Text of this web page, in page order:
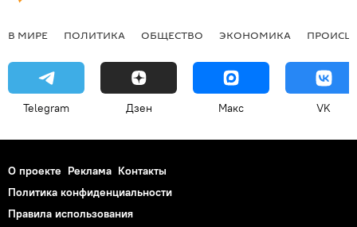
В МИРЕ ПОЛИТИКА ОБЩЕСТВО ЭКОНОМИКА
Telegram Дзен Макс VK
О проекте Реклама Контакты
Политика конфиденциальности
Правила использования